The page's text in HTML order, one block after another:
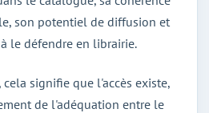
son potentiel de diffusion et
le défendre en librairie.
signifie que l'accès existe,
de l'adéquation entre le